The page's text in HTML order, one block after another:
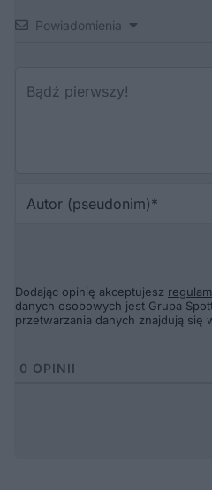
Powiadomienia
Dodając opinię akceptujesz
danych osobowych jest Grupa
przetwarzania danych znajdują się
0 OPINII